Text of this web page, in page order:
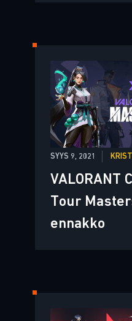
SYYS 9, 2021
VALORANT
Tour
ennakko